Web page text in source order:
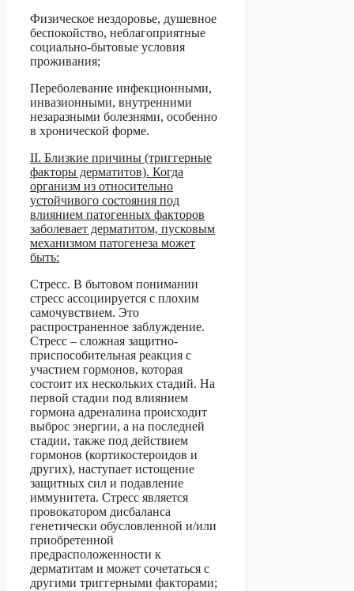
Физическое нездоровье, душевное
беспокойство, неблагоприятные
социально-бытовые условия
проживания;
Переболевание инфекционными,
инвазионными, внутренними
незаразными болезнями, особенно
в хронической форме.
II. Близкие причины (триггерные
факторы дерматитов). Когда
организм из относительно
устойчивого состояния под
влиянием патогенных факторов
заболевает дерматитом, пусковым
механизмом патогенеза может
быть:
Стресс. В бытовом понимании
стресс ассоциируется с плохим
самочувствием. Это
распространенное заблуждение.
Стресс – сложная защитно-
приспособительная реакция с
участием гормонов, которая
состоит их нескольких стадий. На
первой стадии под влиянием
гормона адреналина происходит
выброс энергии, а на последней
стадии, также под действием
гормонов (кортикостероидов и
других), наступает истощение
защитных сил и подавление
иммунитета. Стресс является
провокатором дисбаланса
генетически обусловленной и/или
приобретенной
предрасположенности к
дерматитам и может сочетаться с
другими триггерными факторами;